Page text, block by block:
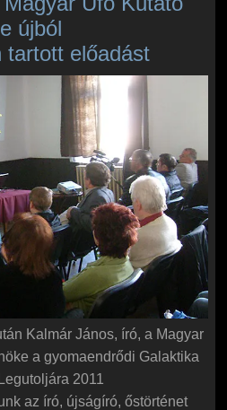
újból
tartott előadást
Kalmár János, író, a Magyar
a gyomaendrődi Galaktika
2011
az író, újságíró, őstörténet